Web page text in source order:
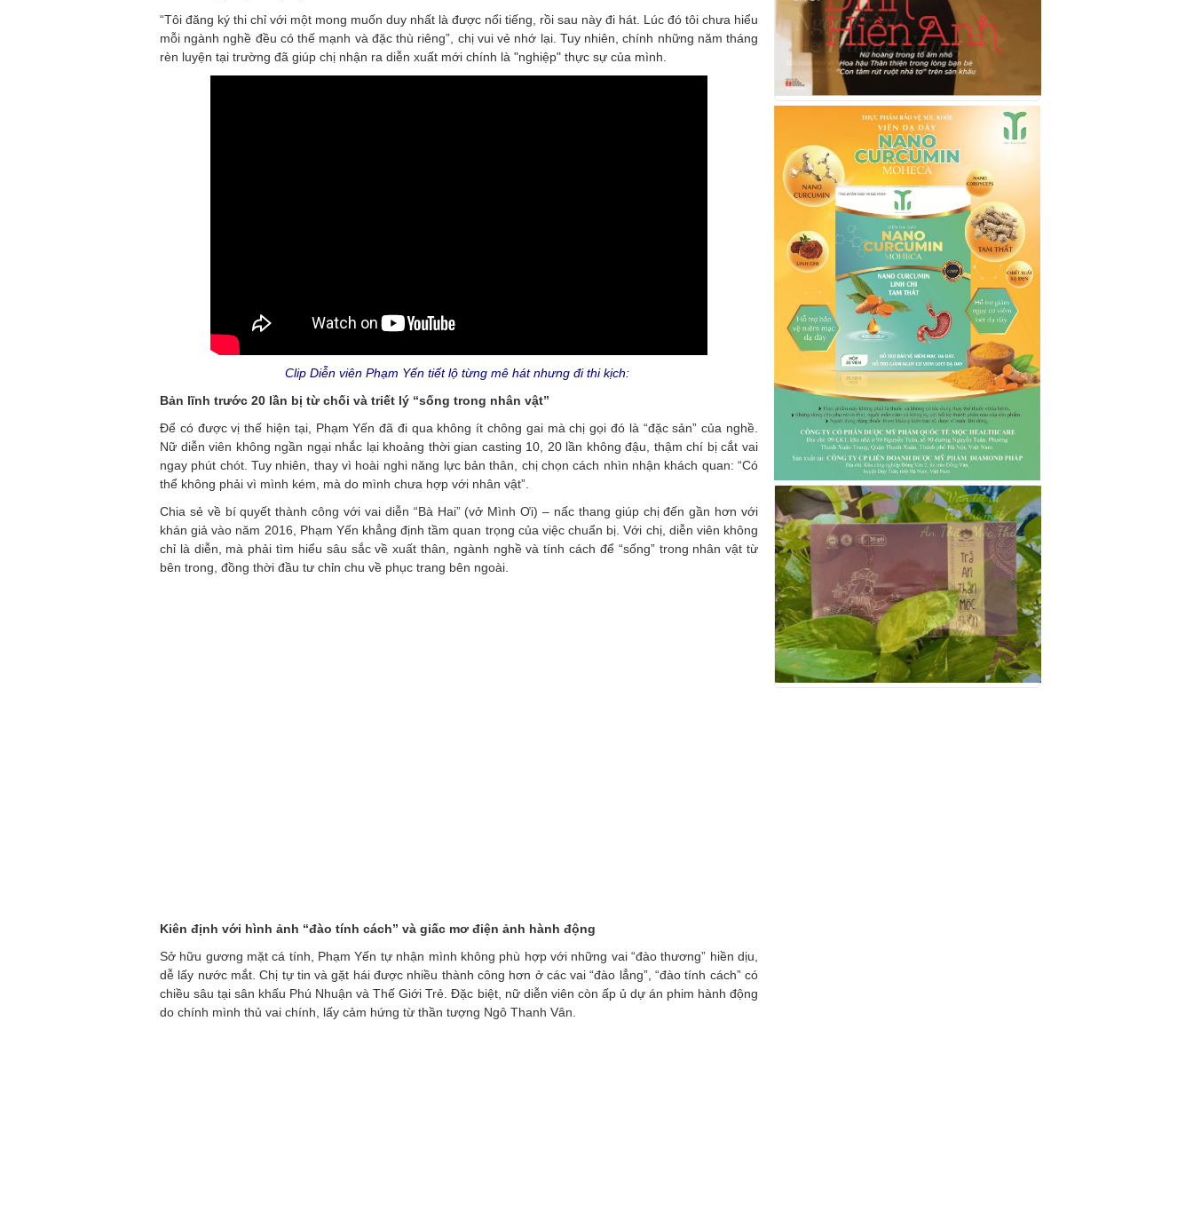
“Tôi đăng ký thi chỉ với một mong muốn duy nhất là được nổi tiếng, rồi sau này đi hát. Lúc đó tôi chưa hiểu
mỗi ngành nghề đều có thế mạnh và đặc thù riêng”, chị vui vẻ nhớ lại. Tuy nhiên, chính những năm tháng
rèn luyện tại trường đã giúp chị nhận ra diễn xuất mới chính là "nghiệp" thực sự của mình.
Clip Diễn viên Phạm Yến tiết lộ từng mê hát nhưng đi thi kịch:
Bản lĩnh trước 20 lần bị từ chối và triết lý “sống trong nhân vật”
Để có được vị thế hiện tại, Phạm Yến đã đi qua không ít chông gai mà chị gọi đó là “đặc sản” của nghề.
Nữ diễn viên không ngần ngại nhắc lại khoảng thời gian casting 10, 20 lần không đậu, thậm chí bị cắt vai
ngay phút chót. Tuy nhiên, thay vì hoài nghi năng lực bản thân, chị chọn cách nhìn nhận khách quan: “Có
thể không phải vì mình kém, mà do mình chưa hợp với nhân vật”.
Chia sẻ về bí quyết thành công với vai diễn “Bà Hai” (vở Mình Ơi) – nấc thang giúp chị đến gần hơn với
khán giả vào năm 2016, Phạm Yến khẳng định tầm quan trọng của việc chuẩn bị. Với chị, diễn viên không
chỉ là diễn, mà phải tìm hiểu sâu sắc về xuất thân, ngành nghề và tính cách để “sống” trong nhân vật từ
bên trong, đồng thời đầu tư chỉn chu về phục trang bên ngoài.
Kiên định với hình ảnh “đào tính cách” và giấc mơ điện ảnh hành động
Sở hữu gương mặt cá tính, Phạm Yến tự nhận mình không phù hợp với những vai “đào thương” hiền dịu,
dễ lấy nước mắt. Chị tự tin và gặt hái được nhiều thành công hơn ở các vai “đào lẳng”, “đào tính cách” có
chiều sâu tại sân khấu Phú Nhuận và Thế Giới Trẻ. Đặc biệt, nữ diễn viên còn ấp ủ dự án phim hành động
do chính mình thủ vai chính, lấy cảm hứng từ thần tượng Ngô Thanh Vân.